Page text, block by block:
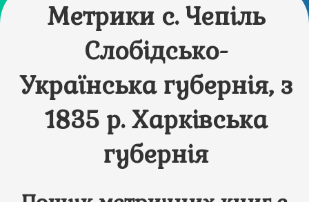
Метрики с. Чепіль
Слобідсько-
Українська губернія, з
1835 р. Харківська
губернія